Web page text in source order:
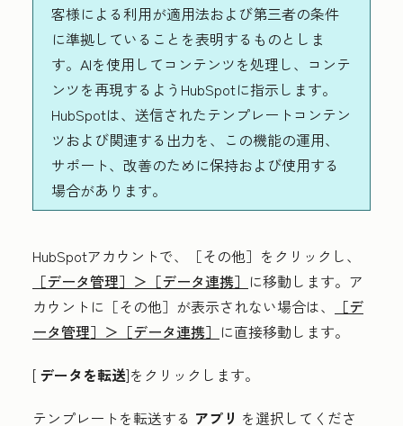
客様による利用が適用法および第三者の条件
に準拠していることを表明するものとしま
す。AIを使用してコンテンツを処理し、コンテ
ンツを再現するようHubSpotに指示します。
HubSpotは、送信されたテンプレートコンテン
ツおよび関連する出力を、この機能の運用、
サポート、改善のために保持および使用する
場合があります。
HubSpotアカウントで、
［その他］をクリックし、
［データ管理］＞ ［データ連携］ に移動します。ア
カウントに ［その他］が表示されない場合は、
［デ
ータ管理］＞ ［データ連携］ に直接移動します。
[ データを転送]をクリックします。
テンプレートを転送する アプリ を選択してくださ